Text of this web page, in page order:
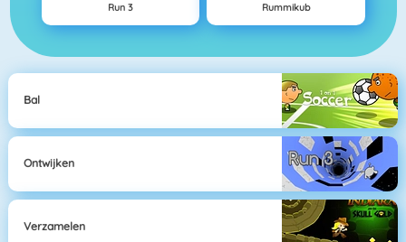
Run 3 Rummikub
Bal
Ontwijken
Verzamelen